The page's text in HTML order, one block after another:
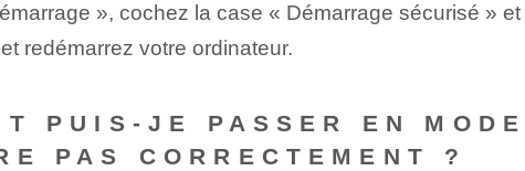
», cochez la case « Démarrage sécurisé »
redémarrez votre ordinateur.
PUIS-JE PASSER EN
PAS CORRECTEMENT ?